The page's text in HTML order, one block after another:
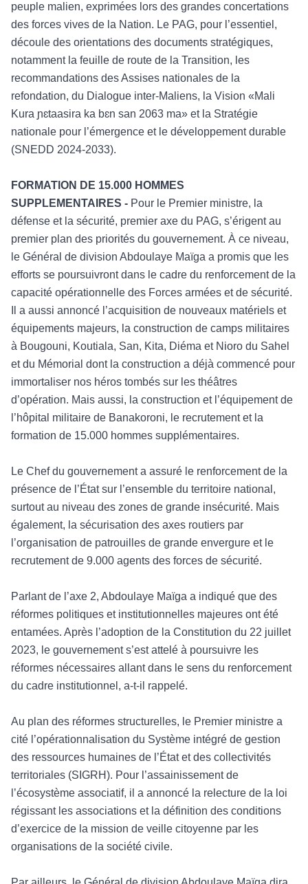
peuple malien, exprimées lors des grandes concertations
des forces vives de la Nation. Le PAG, pour l ’essentiel,
découle des orientations des documents stratégiques,
notamment la feuille de route de la Transition, les
recommandations des Assises nationales de la
refondation, du Dialogue inter-Maliens, la Vision «Mali
Kura ɲɛtaasira ka bɛn san 2063 ma» et la Stratégie
nationale pour l’émergence et le développement durable
(SNEDD 2024-2033).
FORMATION DE 15.000 HOMMES
SUPPLEMENTAIRES - Pour le Premier ministre, la
défense et la sécurité, premier axe du PAG, s’érigent au
premier plan des priorités du gouvernement. À ce niveau,
le Général de division Abdoulaye Maïga a promis que les
efforts se poursuivront dans le cadre du renforcement de la
capacité opérationnelle des Forces armées et de sécurité.
Il a aussi annoncé l’acquisition de nouveaux matériels et
équipements majeurs, la construction de camps militaires
à Bougouni, Koutiala, San, Kita, Diéma et Nioro du Sahel
et du Mémorial dont la construction a déjà commencé pour
immortaliser nos héros tombés sur les théâtres
d’opération. Mais aussi, la construction et l ’équipement de
l’hôpital militaire de Banakoroni, le recrutement et la
formation de 15.000 hommes supplémentaires.
Le Chef du gouvernement a assuré le renforcement de la
présence de l’État sur l’ensemble du territoire national,
surtout au niveau des zones de grande insécurité. Mais
également, la sécurisation des axes routiers par
l’organisation de patrouilles de grande envergure et le
recrutement de 9.000 agents des forces de sécurité.
Parlant de l ’axe 2, Abdoulaye Maïga a indiqué que des
réformes politiques et institutionnelles majeures ontété
entamées. Après l’adoption de la Constitution du 22 juillet
2023, le gouvernement s’est attelé à poursuivre les
réformes nécessaires allant dans le sens du renforcement
du cadre institutionnel, a-t-il rappel é.
Au plan des réformes structurelles, le Premier ministre a
cité l’opérationnalisation du Système intégré de gestion
des ressources humaines de l’État et des collectivités
territoriales (SIGRH). Pour l’assainissement de
l’écosystème associatif, il a annoncé la relecture de la loi
régissant les associations et la définition des conditions
d’exercice de la mission de veille citoyenne par les
organisations de la société civile.